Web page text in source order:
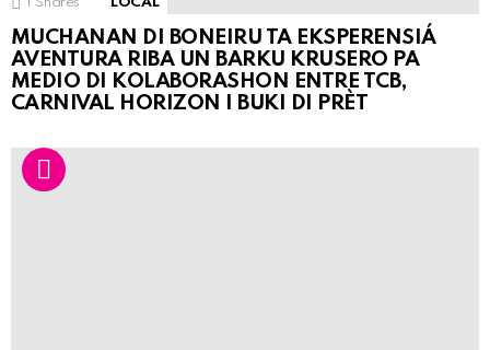
Shares LOCAL
MUCHANAN DI BONEIRU TA EKSPERENSIÁ
AVENTURA RIBA UN BARKU KRUSERO PA
MEDIO DI KOLABORASHON ENTRE TCB,
CARNIVAL HORIZON I BUKI DI PRÈT